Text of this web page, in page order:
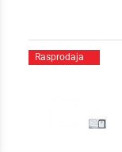
Rasprodaja